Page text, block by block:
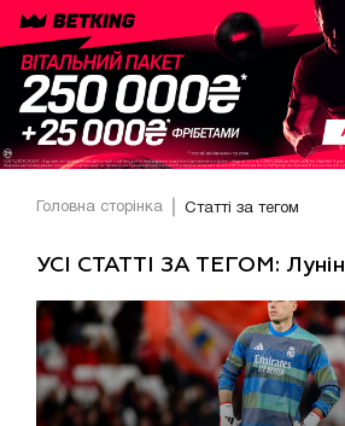
Головна сторінка Статті за тегом
УСІ СТАТТІ ЗА ТЕГОМ: Лунін